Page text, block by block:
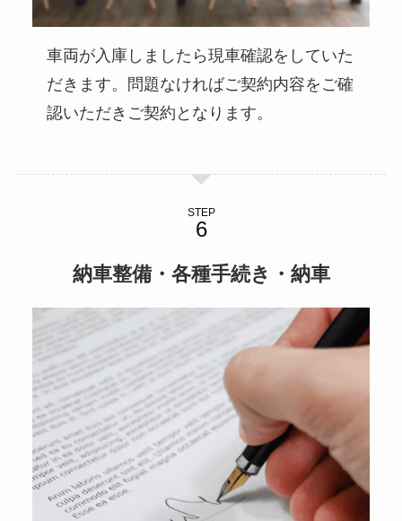
車両が入庫しましたら現車確認をしていた
だきます。問題なければご契約内容をご確
認いただきご契約となります。
STEP
納車整備・各種手続き・納車